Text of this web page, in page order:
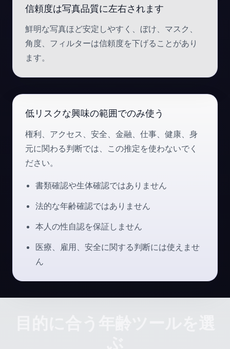
信頼度は写真品質に左右されます
鮮明な写真ほど安定しやすく、ぼけ、マスク、
角度、フィルターは信頼度を下げることがあり
ます。
低リスクな興味の範囲でのみ使う
権利、アクセス、安全、金融、仕事、健康、身
元に関わる判断では、この推定を使わないでく
ださい。
書類確認や生体確認ではありません
法的な年齢確認ではありません
本人の性自認を保証しません
医療、雇用、安全に関する判断には使えませ
ん